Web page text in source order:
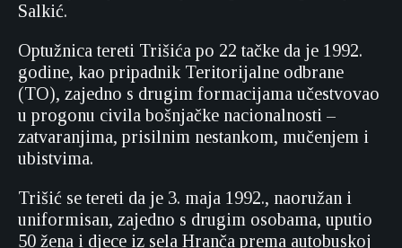
Salkić.
Optužnica tereti Trišića po 22 tačke da je 1992.
godine, kao pripadnik Teritorijalne odbrane
(TO), zajedno s drugim formacijama učestvovao
u progonu civila bošnjačke nacionalnosti –
zatvaranjima, prisilnim nestankom, mučenjem i
ubistvima.
Trišić se tereti da je 3. maja 1992., naoružan i
uniformisan, zajedno s drugim osobama, uputio
50 žena i djece iz sela Hranča prema autobuskoj